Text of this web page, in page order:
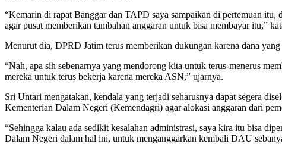
“Kemarin di rapat Banggar dan TAPD saya sampaikan di pertemuan
agar pusat memberikan tambahan anggaran untuk bisa membayar itu,”
Menurut dia, DPRD Jatim terus memberikan dukungan karena dana
“Nah, apa sih sebenarnya yang mendorong kita untuk terus-menerus
mereka untuk terus bekerja karena mereka ASN,” ujarnya.
Sri Untari mengatakan, kendala yang terjadi seharusnya dapat segera
Kementerian Dalam Negeri (Kemendagri) agar alokasi anggaran dari
“Sehingga kalau ada sedikit kesalahan administrasi, saya kira itu bisa
Dalam Negeri dalam hal ini, untuk menganggarkan kembali DAU